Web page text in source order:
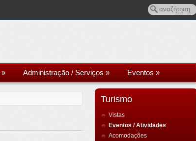
» Administração / Serviços » Eventos »
Turismo
Vistas
Eventos / Atividades
Acomodações